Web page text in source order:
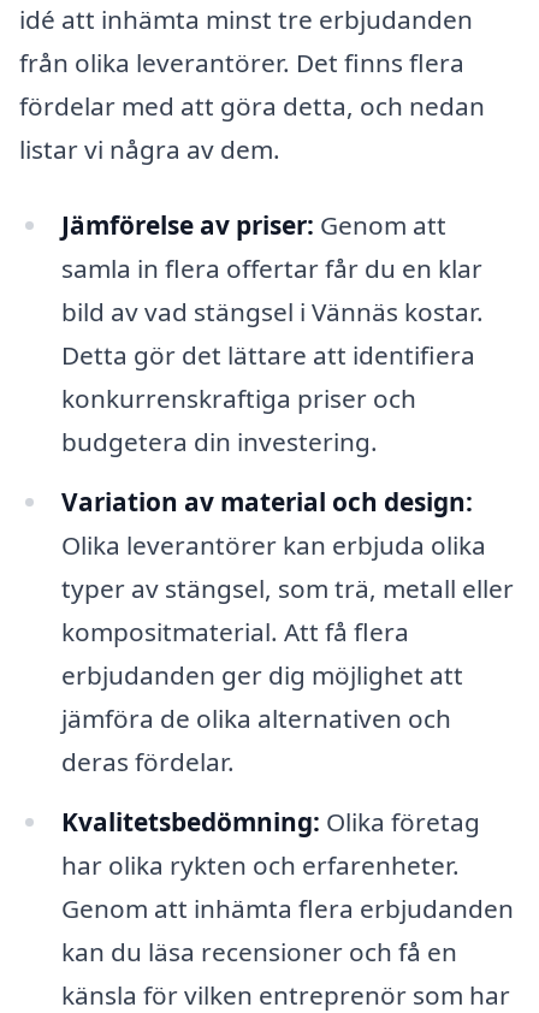
idé att inhämta minst tre erbjudanden
från olika leverantörer. Det finns flera
fördelar med att göra detta, och nedan
listar vi några av dem.
Jämförelse av priser: Genom att
samla in flera offertar får du en klar
bild av vad stängsel i Vännäs kostar.
Detta gör det lättare att identifiera
konkurrenskraftiga priser och
budgetera din investering.
Variation av material och design:
Olika leverantörer kan erbjuda olika
typer av stängsel, som trä, metall eller
kompositmaterial. Att få flera
erbjudanden ger dig möjlighet att
jämföra de olika alternativen och
deras fördelar.
Kvalitetsbedömning: Olika företag
har olika rykten och erfarenheter.
Genom att inhämta flera erbjudanden
kan du läsa recensioner och få en
känsla för vilken entreprenör som har